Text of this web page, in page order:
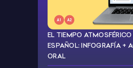
EL TIEMPO ATMOSFÉRICO
ESPAÑOL: INFOGRAFÍA +
ORAL